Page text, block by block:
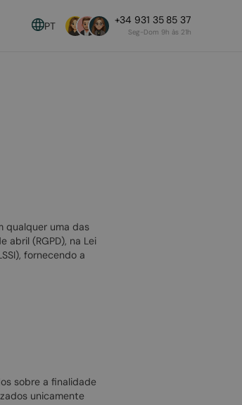
PT +34 931 35 85 37
Seg-Dom 9h às 21h
qualquer uma das
abril (RGPD), na Lei
fornecendo a
sobre a finalidade
unicamente